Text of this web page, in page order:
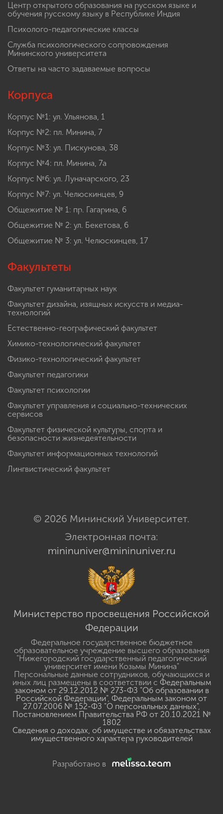
Центр открытого образования на русском языке и
обучения русскому языку в Республике Индия
Психолого-педагогические классы
Служба психологического сопровождения
Мининского университета
Ответы на часто задаваемые вопросы
Корпуса
Корпус №1: ул. Ульянова, 1
Корпус №2: пл. Минина, 7
Корпус №3: ул. Пискунова, 38
Корпус №4: пл. Минина, 7а
Корпус №6: ул. Луначарского, 23
Корпус №7: ул. Челюскинцев, 9
Общежитие № 1: пр. Гагарина, 6
Общежитие № 2: ул. Бекетова, 6
Общежитие № 3: ул. Челюскинцев, 17
Факультеты
Факультет гуманитарных наук
Факультет дизайна, изящных искусств и медиа-
технологий
Естественно-географический факультет
Химико-технологический факультет
Физико-технологический факультет
Факультет педагогики
Факультет психологии
Факультет управления и социально-технических
сервисов
Факультет физической культуры, спорта и
безопасности жизнедеятельности
Факультет информационных технологий
Лингвистический факультет
© 2026 Мининский Университет.
Электронная почта:
mininuniver@mininuniver.ru
Министерство просвещения Российской
Федерации
Федеральное государственное бюджетное
образовательное учреждение высшего образования
"Нижегородский государственный педагогический
университет имени Козьмы Минина"
Персональные данные сотрудников, обучающихся и
иных лиц размещены в соответствии с Федеральным
законом от 29.12.2012 № 273-ФЗ "Об образовании в
Российской Федерации", Федеральным законом от
27.07.2006 № 152-ФЗ "О персональных данных",
Постановлением Правительства РФ от 20.10.2021 №
1802
Сведения о доходах, об имуществе и обязательствах
имущественного характера руководителей
Разработано в